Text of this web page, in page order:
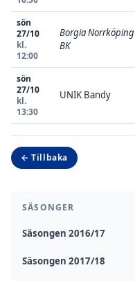
SÄSONGER
Säsongen 2016/17
Säsongen 2017/18
sön
27/10
kl.
12:00
Borgia Norrköping
BK
sön
27/10
kl.
13:30
UNIK Bandy
← Tillbaka